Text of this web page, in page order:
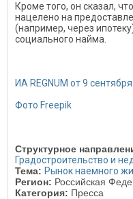
Кроме того, он сказал,
нацелено на
(например, через
социального найма.
ИА REGNUM от 9 сентября
Фото Freepik
Структурное
Градостроительство и
Тема: Рынок наемного
Регион: Российская
Категория: Пресса